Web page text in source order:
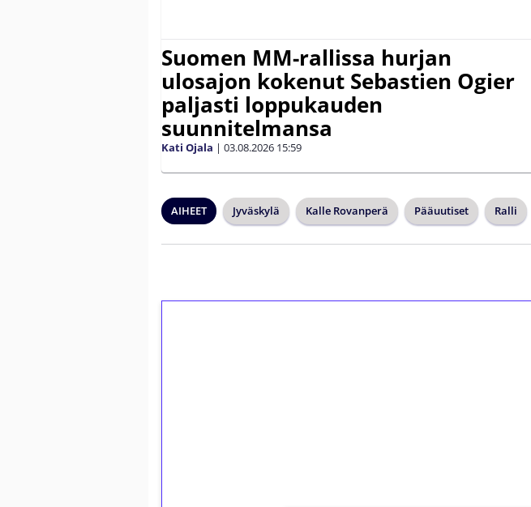
Suomen MM-rallissa hurjan
ulosajon kokenut Sebastien Ogier
paljasti loppukauden
suunnitelmansa
Kati Ojala | 03.08.2026 15:59
AIHEET Jyväskylä Kalle Rovanperä Pääuutiset Ralli